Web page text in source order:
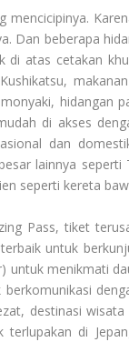
mencicipinya.
Dan beberapa
atas cetakan
hidangan
di akses
dan
lainnya
seperti kereta
Pass, tiket
untuk
untuk menikmati
destinasi
di